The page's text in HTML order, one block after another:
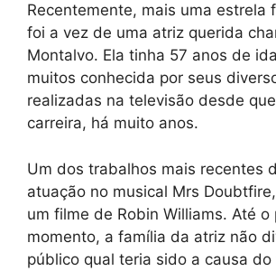
Recentemente, mais uma estrela
foi a vez de uma atriz querida
Montalvo. Ela tinha 57 anos de
muitos conhecida por seus
realizadas na televisão desde
carreira, há muito anos.
Um dos trabalhos mais recentes
atuação no musical Mrs
um filme de Robin Williams. Até o
momento, a família da atriz não
público qual teria sido a causa